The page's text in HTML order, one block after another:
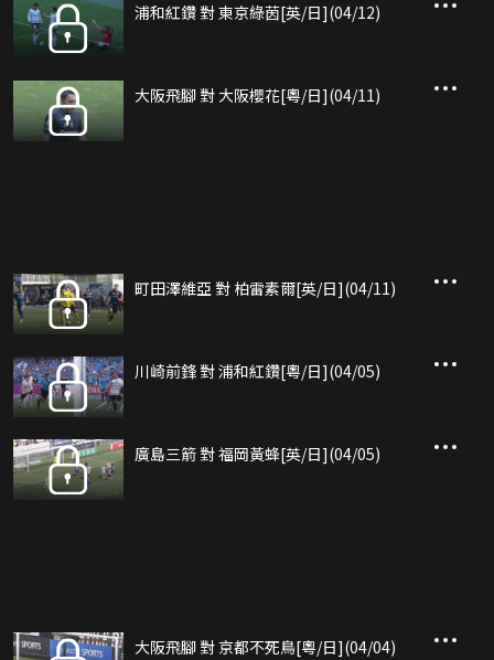
浦和紅鑽 對 東京綠茵[英/日](04/12)
大阪飛腳 對 大阪櫻花[粵/日](04/11)
町田澤維亞 對 柏雷素爾[英/日](04/11)
川崎前鋒 對 浦和紅鑽[粵/日](04/05)
廣島三箭 對 福岡黃蜂[英/日](04/05)
大阪飛腳 對 京都不死鳥[粵/日](04/04)